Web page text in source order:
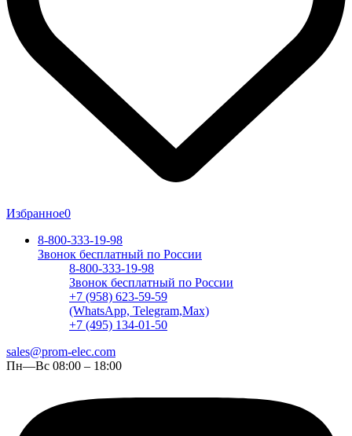
Избранное0
8-800-333-19-98
Звонок бесплатный по России
8-800-333-19-98
Звонок бесплатный по России
+7 (958) 623-59-59
(WhatsApp, Telegram,Max)
+7 (495) 134-01-50
sales@prom-elec.com
Пн—Вс 08:00 – 18:00